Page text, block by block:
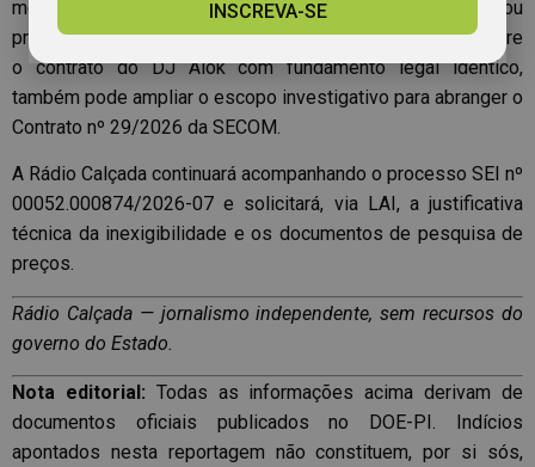
mediante representação. O MPPI, que instaurou
procedimento preparatório (SIMP 001368-426/2026) sobre
o contrato do DJ Alok com fundamento legal idêntico,
também pode ampliar o escopo investigativo para abranger o
Contrato nº 29/2026 da SECOM.
A Rádio Calçada continuará acompanhando o processo SEI nº
00052.000874/2026-07 e solicitará, via LAI, a justificativa
técnica da inexigibilidade e os documentos de pesquisa de
preços.
Rádio Calçada — jornalismo independente, sem recursos do
governo do Estado.
Nota editorial: Todas as informações acima derivam de
documentos oficiais publicados no DOE-PI. Indícios
apontados nesta reportagem não constituem, por si sós,
INSCREVA-SE